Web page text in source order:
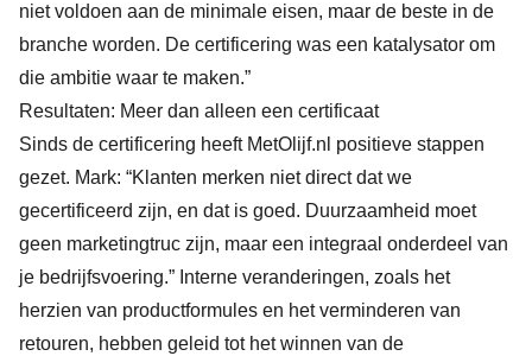
niet voldoen aan de minimale eisen, maar de beste in de
branche worden. De certificering was een katalysator om
die ambitie waar te maken.”
Resultaten: Meer dan alleen een certificaat
Sinds de certificering heeft MetOlijf.nl positieve stappen
gezet. Mark: “Klanten merken niet direct dat we
gecertificeerd zijn, en dat is goed. Duurzaamheid moet
geen marketingtruc zijn, maar een integraal onderdeel van
je bedrijfsvoering.” Interne veranderingen, zoals het
herzien van productformules en het verminderen van
retouren, hebben geleid tot het winnen van de